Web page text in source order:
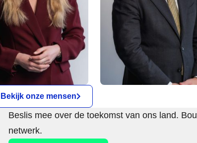
Bekijk onze mensen
Beslis mee over de toekomst van ons land.
netwerk.